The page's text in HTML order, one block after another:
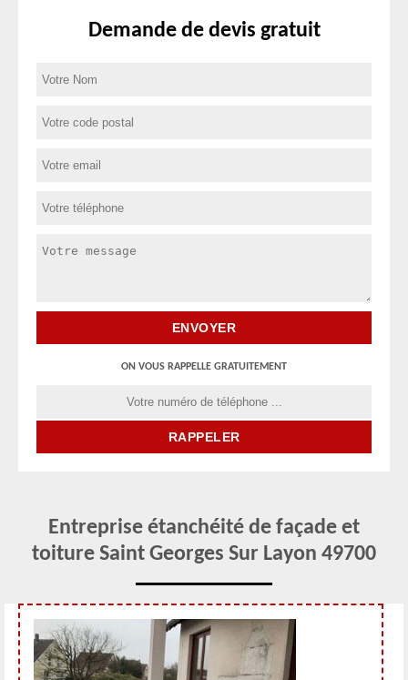
Demande de devis gratuit
ON VOUS RAPPELLE GRATUITEMENT
Entreprise étanchéité de façade et
toiture Saint Georges Sur Layon 49700